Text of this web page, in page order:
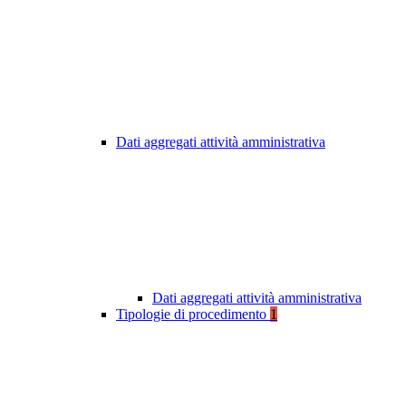
Dati aggregati attività amministrativa
Dati aggregati attività amministrativa
Tipologie di procedimento 1